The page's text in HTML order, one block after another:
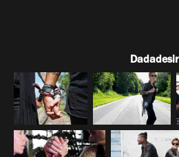
Dadadesir